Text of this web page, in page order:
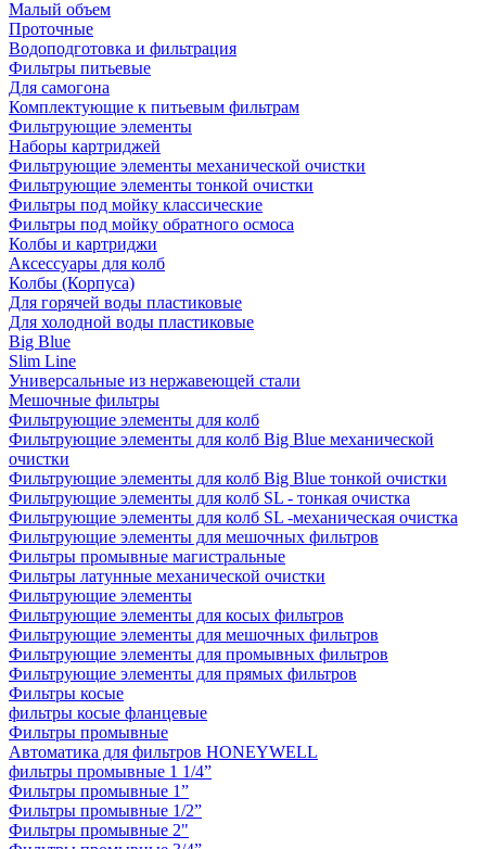
Малый объем
Проточные
Водоподготовка и фильтрация
Фильтры питьевые
Для самогона
Комплектующие к питьевым фильтрам
Фильтрующие элементы
Наборы картриджей
Фильтрующие элементы механической очистки
Фильтрующие элементы тонкой очистки
Фильтры под мойку классические
Фильтры под мойку обратного осмоса
Колбы и картриджи
Аксессуары для колб
Колбы (Корпуса)
Для горячей воды пластиковые
Для холодной воды пластиковые
Big Blue
Slim Line
Универсальные из нержавеющей стали
Мешочные фильтры
Фильтрующие элементы для колб
Фильтрующие элементы для колб Big Blue механической
очистки
Фильтрующие элементы для колб Big Blue тонкой очистки
Фильтрующие элементы для колб SL - тонкая очистка
Фильтрующие элементы для колб SL -механическая очистка
Фильтрующие элементы для мешочных фильтров
Фильтры промывные магистральные
Фильтры латунные механической очистки
Фильтрующие элементы
Фильтрующие элементы для косых фильтров
Фильтрующие элементы для мешочных фильтров
Фильтрующие элементы для промывных фильтров
Фильтрующие элементы для прямых фильтров
Фильтры косые
фильтры косые фланцевые
Фильтры промывные
Автоматика для фильтров HONEYWELL
фильтры промывные 1 1/4”
Фильтры промывные 1”
Фильтры промывные 1/2”
Фильтры промывные 2"